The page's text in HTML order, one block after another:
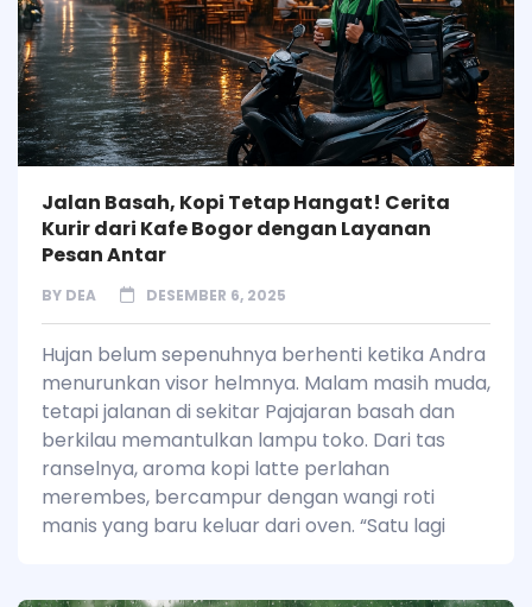
Jalan Basah, Kopi Tetap Hangat! Cerita
Kurir dari Kafe Bogor dengan Layanan
Pesan Antar
BY DEA DESEMBER 6, 2025
Hujan belum sepenuhnya berhenti ketika Andra
menurunkan visor helmnya. Malam masih muda,
tetapi jalanan di sekitar Pajajaran basah dan
berkilau memantulkan lampu toko. Dari tas
ranselnya, aroma kopi latte perlahan
merembes, bercampur dengan wangi roti
manis yang baru keluar dari oven. “Satu lagi